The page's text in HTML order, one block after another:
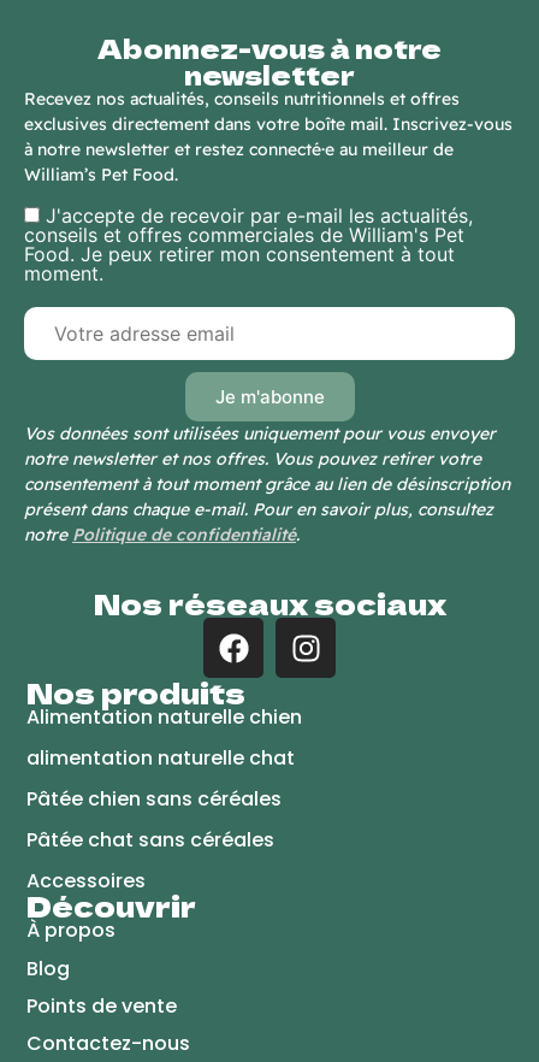
Abonnez-vous à notre
newsletter
Recevez nos actualités, conseils nutritionnels et offres
exclusives directement dans votre boîte mail. Inscrivez-vous
à notre newsletter et restez connecté·e au meilleur de
William’s Pet Food.
J'accepte de recevoir par e-mail les actualités,
conseils et offres commerciales de William's Pet
Food. Je peux retirer mon consentement à tout
moment.
Vos données sont utilisées uniquement pour vous envoyer
notre newsletter et nos offres. Vous pouvez retirer votre
consentement à tout moment grâce au lien de désinscription
présent dans chaque e-mail. Pour en savoir plus, consultez
notre Politique de confidentialité.
Nos réseaux sociaux
Nos produits
Alimentation naturelle chien
alimentation naturelle chat
Pâtée chien sans céréales
Pâtée chat sans céréales
Accessoires
Découvrir
À propos
Blog
Points de vente
Contactez-nous